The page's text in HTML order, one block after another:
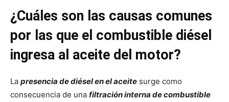
¿Cuáles son las causas comunes
por las que el combustible diésel
ingresa al aceite del motor?
La presencia de diésel en el aceite surge como
consecuencia de una filtración interna de combustible